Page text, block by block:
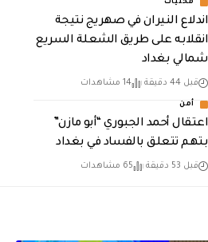
محليات
اندلاع النيران في صهريج نتيجة
انقلابه على طريق الشعلة السريع
شمالي بغداد
قبل 44 دقيقة 14 مشاهدات
أمن
اعتقال أحمد الجبوري “أبو مازن”
بتهم تتعلق بالفساد في بغداد
قبل 53 دقيقة 65 مشاهدات